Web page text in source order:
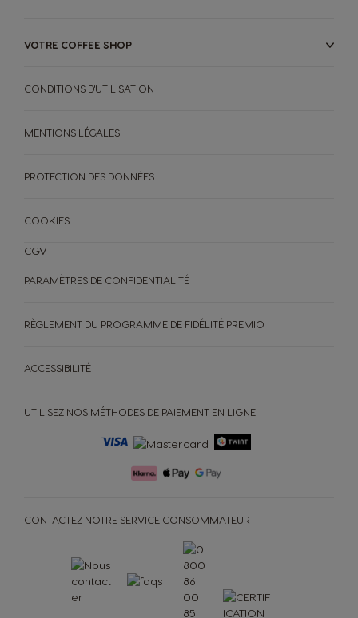
BOISSONS
MACHINES
ACCESSOIRES
VOTRE COFFEE SHOP
UTILISEZ NOS MÉTHODES DE PAIEMENT EN LIGNE
CONTACTEZ NOTRE SERVICE CONSOMMATEUR
CONDITIONS D'UTILISATION
MENTIONS LÉGALES
PROTECTION DES DONNÉES
COOKIES
CGV
PARAMÈTRES DE CONFIDENTIALITÉ
RÈGLEMENT DU PROGRAMME DE FIDÉLITÉ PREMIO
ACCESSIBILITÉ